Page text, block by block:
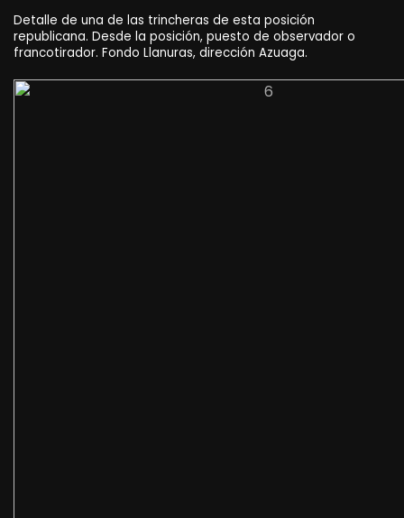
Detalle de una de las trincheras de esta posición
republicana. Desde la posición, puesto de observador o
francotirador. Fondo Llanuras, dirección Azuaga.